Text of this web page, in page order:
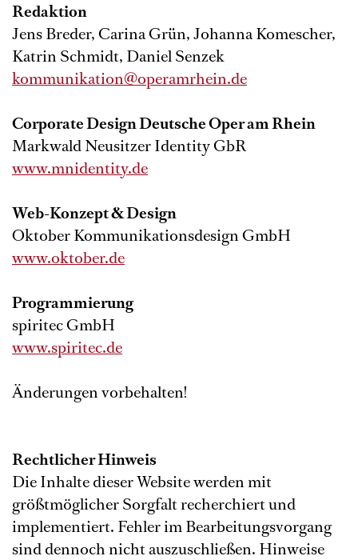
Redaktion
Jens Breder, Carina Grün, Johanna Komescher,
Katrin Schmidt, Daniel Senzek
kommunikation@operamrhein.de
Corporate Design Deutsche Oper am Rhein
Markwald Neusitzer Identity GbR
www.mnidentity.de
Web-Konzept & Design
Oktober Kommunikationsdesign GmbH
www.oktober.de
Programmierung
spiritec GmbH
www.spiritec.de
Änderungen vorbehalten!
Rechtlicher Hinweis
Die Inhalte dieser Website werden mit
größtmöglicher Sorgfalt recherchiert und
implementiert. Fehler im Bearbeitungsvorgang
sind dennoch nicht auszuschließen. Hinweise